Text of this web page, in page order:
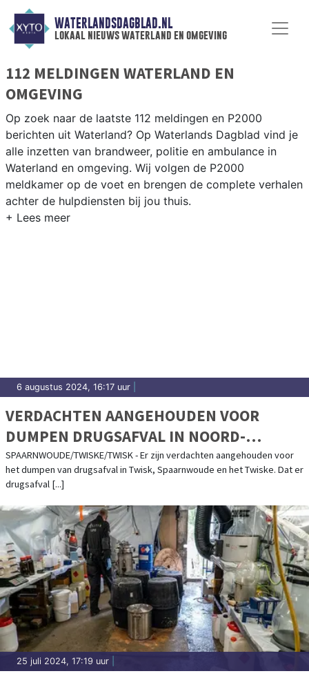
WATERLANDSDAGBLAD.NL
lokaal nieuws waterland en omgeving
112 MELDINGEN WATERLAND EN
OMGEVING
Op zoek naar de laatste 112 meldingen en P2000
berichten uit Waterland? Op Waterlands Dagblad vind je
alle inzetten van brandweer, politie en ambulance in
Waterland en omgeving. Wij volgen de P2000
meldkamer op de voet en brengen de complete verhalen
achter de hulpdiensten bij jou thuis.
6 augustus 2024, 16:17 uur
VERDACHTEN AANGEHOUDEN VOOR
DUMPEN DRUGSAFVAL IN NOORD-
HOLLAND
SPAARNWOUDE/TWISKE/TWISK - Er zijn verdachten aangehouden voor
het dumpen van drugsafval in Twisk, Spaarnwoude en het Twiske. Dat er
drugsafval [...]
25 juli 2024, 17:19 uur